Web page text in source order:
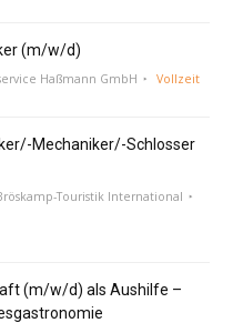
(m/w/d)
Haßmann GmbH Vollzeit
Mechaniker/-Schlosser
Touristik International
(m/w/d) als Aushilfe –